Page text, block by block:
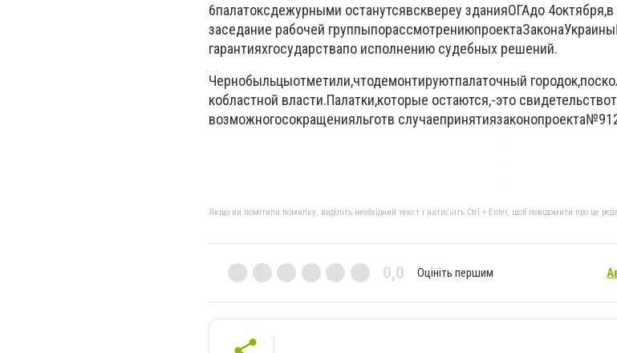
6палатоксдежурными останутсявсквереу зданияОГАдо 4октября,в
заседание рабочей группыпорассмотрениюпроектаЗаконаУкраины
гарантияхгосударствапо исполнению судебных решений.
Чернобыльцыотметили,чтодемонтируютпалаточный городок,
кобластной власти.Палатки,которые остаются,-это свидетельство
возможногосокращенияльготв случаепринятиязаконопроекта№
Якщо ви помітили помилку, виділіть необхідний текст і натисніть Ctrl + Enter, щоб повідомити про це
0,0 Оцініть першим